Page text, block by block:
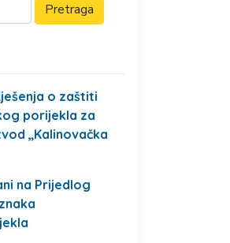
o zaštiti
porijekla za
„Kalinovačka
na Prijedlog